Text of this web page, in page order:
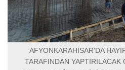
AFYONKARAHİSAR’DA
TARAFINDAN YAPTIRILACAK